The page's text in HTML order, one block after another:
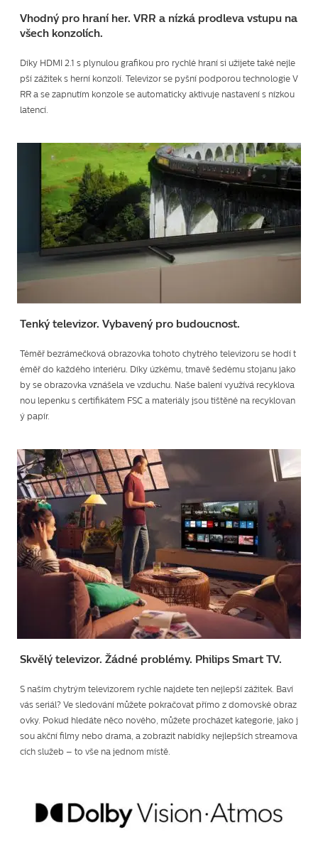
Vhodný pro hraní her. VRR a nízká prodleva vstupu na
všech konzolích.
Díky HDMI 2.1 s plynulou grafikou pro rychlé hraní si užijete také nejle
pší zážitek s herní konzolí. Televizor se pyšní podporou technologie V
RR a se zapnutím konzole se automaticky aktivuje nastavení s nízkou
latencí.
Tenký televizor. Vybavený pro budoucnost.
Téměř bezrámečková obrazovka tohoto chytrého televizoru se hodí t
éměř do každého interiéru. Díky úzkému, tmavě šedému stojanu jako
by se obrazovka vznášela ve vzduchu. Naše balení využívá recyklova
nou lepenku s certifikátem FSC a materiály jsou tištěné na recyklovan
ý papír.
Skvělý televizor. Žádné problémy. Philips Smart TV.
S naším chytrým televizorem rychle najdete ten nejlepší zážitek. Baví
vás seriál? Ve sledování můžete pokračovat přímo z domovské obraz
ovky. Pokud hledáte něco nového, můžete procházet kategorie, jako j
sou akční filmy nebo drama, a zobrazit nabídky nejlepších streamova
cích služeb – to vše na jednom místě.